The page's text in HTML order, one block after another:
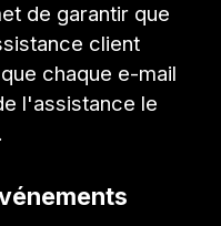
de garantir que
client
chaque e-mail
l'assistance le